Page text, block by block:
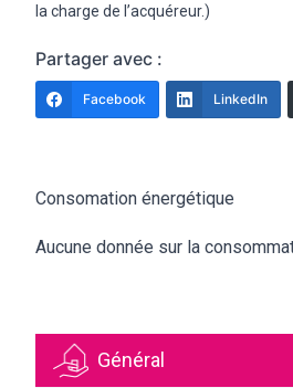
la charge de l’acquéreur.)
Partager avec :
Facebook LinkedIn
Consomation énergétique
Aucune donnée sur la
Général